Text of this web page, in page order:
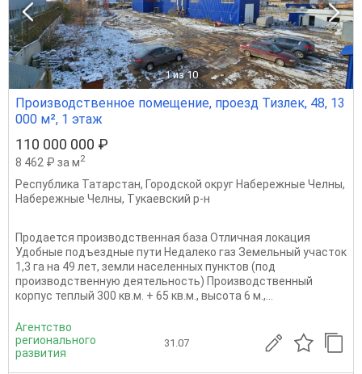
1 из 10
Производственное помещение, проезд Тизлек, 48, 13
000 м², 1 этаж
110 000 000 ₽
8 462 ₽ за м2
Республика Татарстан, Городской округ Набережные Челны,
Набережные Челны, Тукаевский р-н
Продается производственная база Отличная локация
Удобные подъездные пути Недалеко газ Земельный участок
1,3 га на 49 лет, земли населенных пунктов (под
производственную деятельность) Производственный
корпус теплый 300 кв.м. + 65 кв.м., высота 6 м.,...
Агентство
регионального
развития
31.07